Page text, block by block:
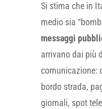
Si stima che in
medio sia
messaggi
arrivano dai più
comunicazione:
bordo strada,
giornali, spot